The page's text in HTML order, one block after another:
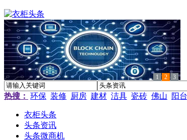
1 2 3
热搜： 环保 装修 厨房 建材 洁具 瓷砖 佛山 阳台
衣柜头条
头条资讯
头条微商机